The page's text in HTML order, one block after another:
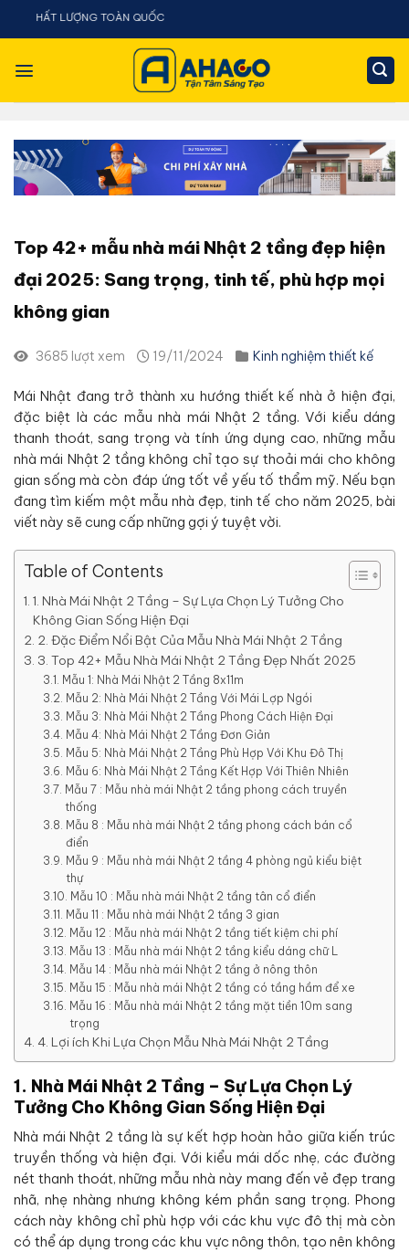
Chuyển
dung
Top 42+ mẫu nhà mái Nhật 2 tầng đẹp hiện
đại 2025: Sang trọng, tinh tế, phù hợp mọi
không gian
3685 lượt xem 19/11/2024 Kinh nghiệm thiết kế
Mái Nhật đang trở thành xu hướng thiết kế nhà ở hiện đại,
đặc biệt là các mẫu nhà mái Nhật 2 tầng. Với kiểu dáng
thanh thoát, sang trọng và tính ứng dụng cao, những mẫu
nhà mái Nhật 2 tầng không chỉ tạo sự thoải mái cho không
gian sống mà còn đáp ứng tốt về yếu tố thẩm mỹ. Nếu bạn
đang tìm kiếm một mẫu nhà đẹp, tinh tế cho năm 2025, bài
viết này sẽ cung cấp những gợi ý tuyệt vời.
Table of Contents
1. Nhà Mái Nhật 2 Tầng – Sự Lựa Chọn Lý Tưởng Cho
Không Gian Sống Hiện Đại
2. Đặc Điểm Nổi Bật Của Mẫu Nhà Mái Nhật 2 Tầng
3. Top 42+ Mẫu Nhà Mái Nhật 2 Tầng Đẹp Nhất 2025
Mẫu 1: Nhà Mái Nhật 2 Tầng 8x11m
Mẫu 2: Nhà Mái Nhật 2 Tầng Với Mái Lợp Ngói
Mẫu 3: Nhà Mái Nhật 2 Tầng Phong Cách Hiện Đại
Mẫu 4: Nhà Mái Nhật 2 Tầng Đơn Giản
Mẫu 5: Nhà Mái Nhật 2 Tầng Phù Hợp Với Khu Đô Thị
Mẫu 6: Nhà Mái Nhật 2 Tầng Kết Hợp Với Thiên Nhiên
Mẫu 7 : Mẫu nhà mái Nhật 2 tầng phong cách truyền
thống
Mẫu 8 : Mẫu nhà mái Nhật 2 tầng phong cách bán cổ
điển
Mẫu 9 : Mẫu nhà mái Nhật 2 tầng 4 phòng ngủ kiểu biệt
thự
Mẫu 10 : Mẫu nhà mái Nhật 2 tầng tân cổ điển
Mẫu 11 : Mẫu nhà mái Nhật 2 tầng 3 gian
Mẫu 12 : Mẫu nhà mái Nhật 2 tầng tiết kiệm chi phí
Mẫu 13 : Mẫu nhà mái Nhật 2 tầng kiểu dáng chữ L
Mẫu 14 : Mẫu nhà mái Nhật 2 tầng ở nông thôn
Mẫu 15 : Mẫu nhà mái Nhật 2 tầng có tầng hầm để xe
Mẫu 16 : Mẫu nhà mái Nhật 2 tầng mặt tiền 10m sang
trọng
4. Lợi ích Khi Lựa Chọn Mẫu Nhà Mái Nhật 2 Tầng
1. Nhà Mái Nhật 2 Tầng – Sự Lựa Chọn Lý
Tưởng Cho Không Gian Sống Hiện Đại
Nhà mái Nhật 2 tầng là sự kết hợp hoàn hảo giữa kiến trúc
truyền thống và hiện đại. Với kiểu mái dốc nhẹ, các đường
nét thanh thoát, những mẫu nhà này mang đến vẻ đẹp trang
nhã, nhẹ nhàng nhưng không kém phần sang trọng. Phong
cách này không chỉ phù hợp với các khu vực đô thị mà còn
có thể áp dụng trong các khu vực nông thôn, tạo nên không